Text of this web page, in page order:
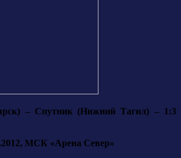
– Спутник (Нижний Тагил) – 1:3
МСК «Арена Север»